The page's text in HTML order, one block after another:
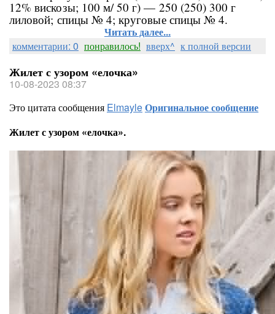
12% вискозы; 100 м/ 50 г) — 250 (250) 300 г
лиловой; спицы № 4; круговые спицы № 4.
Читать далее...
комментарии: 0 понравилось! вверх^ к полной версии
Жилет с узором «елочка»
10-08-2023 08:37
Это цитата сообщения ElmayleОригинальное сообщение
Жилет с узором «елочка».